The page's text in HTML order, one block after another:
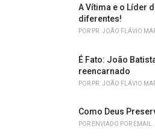
A Vítima e o Líder
diferentes!
POR PR. JOÃO FLÁVIO
É Fato: João
reencarnado
POR PR. JOÃO FLÁVIO
Como Deus
POR ENVIADO POR EMAIL